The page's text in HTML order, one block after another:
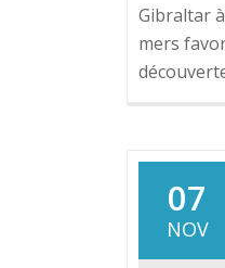
Gibraltar
mers
07
NOV